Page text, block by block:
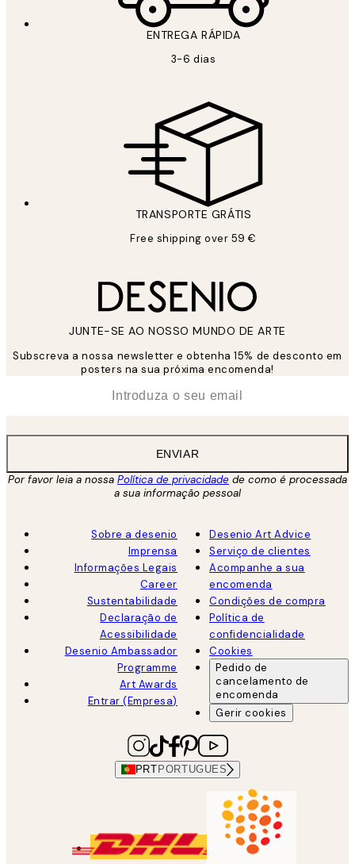
ENTREGA RÁPIDA
3-6 dias
TRANSPORTE GRÁTIS
Free shipping over 59 €
JUNTE-SE AO NOSSO MUNDO DE ARTE
Subscreva a nossa newsletter e obtenha 15% de desconto em
posters na sua próxima encomenda!
ENVIAR
Por favor leia a nossa Política de privacidade de como é processada
a sua informação pessoal
Sobre a desenio
Imprensa
Informações Legais
Career
Sustentabilidade
Declaração de
Acessibilidade
Desenio Ambassador
Programme
Art Awards
Entrar (Empresa)
Desenio Art Advice
Serviço de clientes
Acompanhe a sua
encomenda
Condições de compra
Política de
confidencialidade
Cookies
Pedido de
cancelamento de
encomenda
Gerir cookies
PRT PORTUGUES